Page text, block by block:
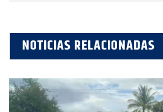
NOTICIAS RELACIONADAS